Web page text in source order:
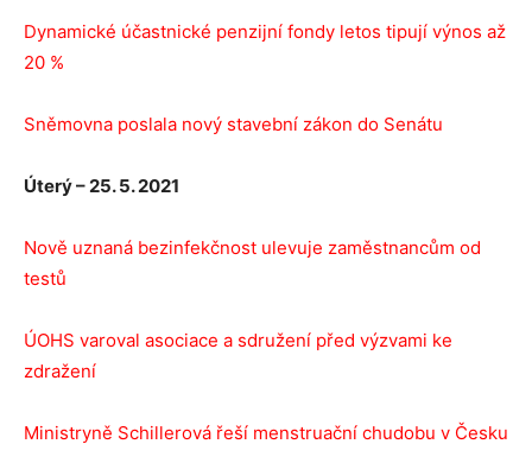
Dynamické účastnické penzijní fondy letos tipují výnos až
20 %
Sněmovna poslala nový stavební zákon do Senátu
Úterý – 25. 5. 2021
Nově uznaná bezinfekčnost ulevuje zaměstnancům od
testů
ÚOHS varoval asociace a sdružení před výzvami ke
zdražení
Ministryně Schillerová řeší menstruační chudobu v Česku